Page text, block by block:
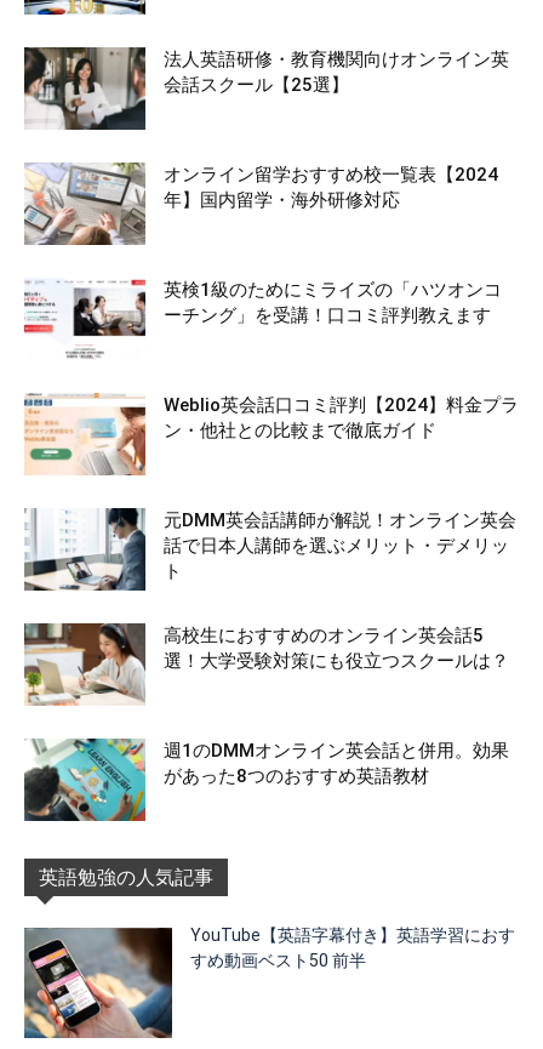
法人英語研修・教育機関向けオンライン英
会話スクール【25選】
オンライン留学おすすめ校一覧表【2024
年】国内留学・海外研修対応
英検1級のためにミライズの「ハツオンコ
ーチング」を受講！口コミ評判教えます
Weblio英会話口コミ評判【2024】料金プラ
ン・他社との比較まで徹底ガイド
元DMM英会話講師が解説！オンライン英会
話で日本人講師を選ぶメリット・デメリッ
ト
高校生におすすめのオンライン英会話5
選！大学受験対策にも役立つスクールは？
週1のDMMオンライン英会話と併用。効果
があった8つのおすすめ英語教材
英語勉強の人気記事
YouTube【英語字幕付き】英語学習におす
すめ動画ベスト50 前半